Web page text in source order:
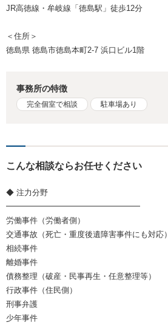
JR高徳線・牟岐線「徳島駅」徒歩12分
＜住所＞
徳島県 徳島市徳島本町2-7 浜口ビル1階
事務所の特徴
完全個室で相談 駐車場あり
こんな相談ならお任せください
◆ 注力分野
━━━━━━━━━━━━━━━━━
労働事件（労働者側）
交通事故（死亡・重度後遺障害事件にも対応）
相続事件
離婚事件
債務整理（破産・民事再生・任意整理等）
行政事件（住民側）
刑事弁護
少年事件